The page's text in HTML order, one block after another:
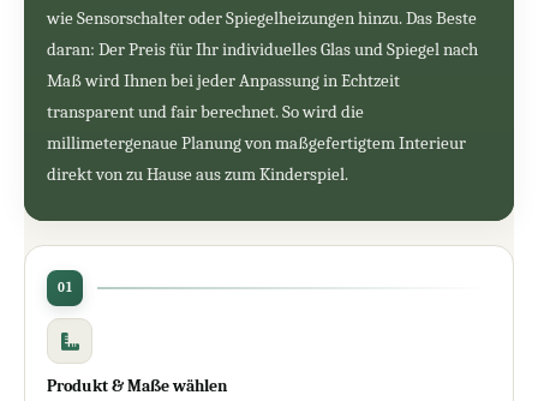
wie Sensorschalter oder Spiegelheizungen hinzu. Das Beste
daran: Der Preis für Ihr individuelles Glas und Spiegel nach
Maß wird Ihnen bei jeder Anpassung in Echtzeit
transparent und fair berechnet. So wird die
millimetergenaue Planung von maßgefertigtem Interieur
direkt von zu Hause aus zum Kinderspiel.
01
Produkt & Maße wählen